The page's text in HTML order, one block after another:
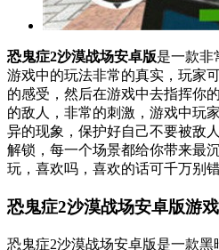
恐鬼症2沙漠战场安卓版是一款非
游戏中的玩法非常的真实，玩家
的感受，然后在游戏中去指挥你
的敌人，非常的刺激，游戏中玩
异的现象，保护好自己不要被敌
解锁，每一个场景都给你带来最
玩，喜欢吗，喜欢的话可千万别错
恐鬼症2沙漠战场安卓版游
恐鬼症2沙漠战场安卓版是一款黑